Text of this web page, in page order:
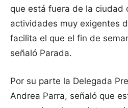
que está fuera de la ciudad
actividades muy exigentes
facilita el que el fin de
señaló Parada.
Por su parte la Delegada
Andrea Parra, señaló que